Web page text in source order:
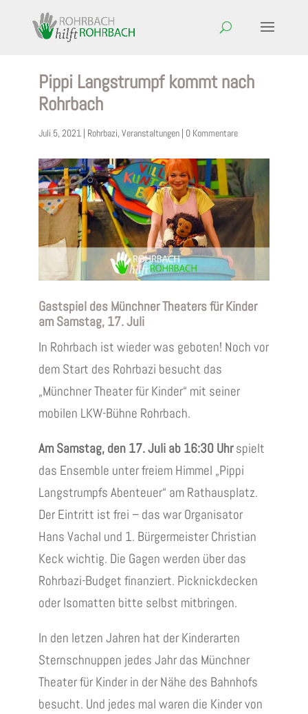
Pippi Langstrumpf kommt nach
Rohrbach
Juli 5, 2021| Rohrbazi, Veranstaltungen| 0 Kommentare
Gastspiel des Münchner Theaters für Kinder
am Samstag, 17. Juli
In Rohrbach ist wieder was geboten! Noch vor
dem Start des Rohrbazi besucht das
„Münchner Theater für Kinder“ mit seiner
mobilen LKW-Bühne Rohrbach.
Am Samstag, den 17. Juli ab 16:30 Uhrspielt
das Ensemble unter freiem Himmel „Pippi
Langstrumpfs Abenteuer“ am Rathausplatz.
Der Eintritt ist frei – das war Organisator
Hans Vachal und 1. Bürgermeister Christian
Keck wichtig. Die Gagen werden über das
Rohrbazi-Budget finanziert. Picknickdecken
oder Isomatten bitte selbst mitbringen.
In den letzen Jahren hat der Kinderarten
Sternschnuppen jedes Jahr das Münchner
Theater für Kinder in der Nähe des Bahnhofs
besucht. Und jedes mal waren die Kinder von